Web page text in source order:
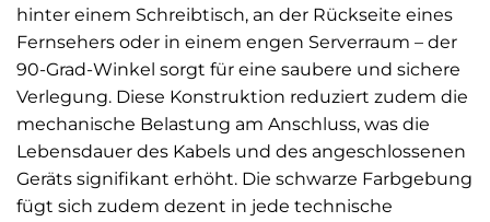
hinter einem Schreibtisch, an der Rückseite eines
Fernsehers oder in einem engen Serverraum – der
90-Grad-Winkel sorgt für eine saubere und sichere
Verlegung. Diese Konstruktion reduziert zudem die
mechanische Belastung am Anschluss, was die
Lebensdauer des Kabels und des angeschlossenen
Geräts signifikant erhöht. Die schwarze Farbgebung
fügt sich zudem dezent in jede technische